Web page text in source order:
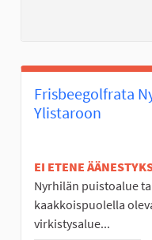
Frisbeegolfrata
Ylistaroon
EI ETENE
Nyrhilän puistoalue
kaakkoispuolella
virkistysalue...